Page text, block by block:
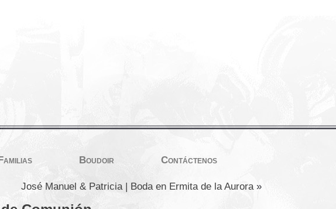
Boudoir Contáctenos
José Manuel & Patricia | Boda en Ermita de la Aurora»